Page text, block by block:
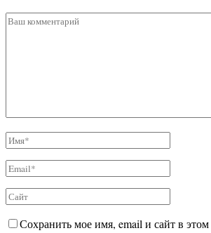
Сохранить мое имя, email и сайт в этом